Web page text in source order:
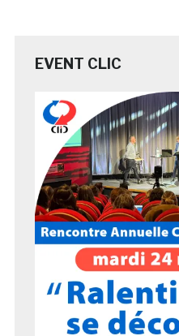
EVENT CLIC